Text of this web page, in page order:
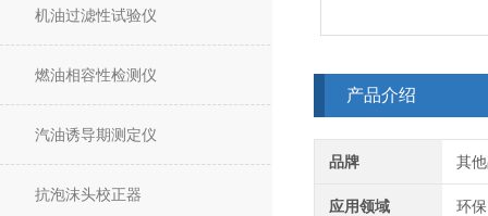
机油过滤性试验仪
燃油相容性检测仪
汽油诱导期测定仪
抗泡沫头校正器
产品介绍
品牌 其
应用领域 环